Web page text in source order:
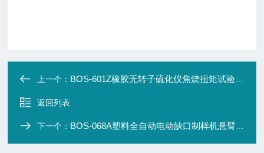
上一个： BOS-601Z橡胶无转子硫化仪焦烧扭矩试验硫变指数测试
返回列表
下一个： BOS-068A塑料全自动电动缺口制样机悬臂梁冲击试验机